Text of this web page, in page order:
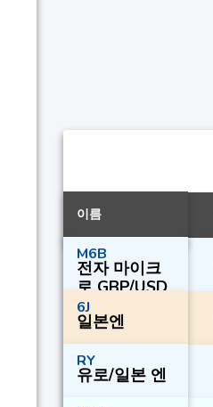
이름
M6B
전자 마이크
로 GBP/USD
6J
일본엔
RY
유로/일본 엔